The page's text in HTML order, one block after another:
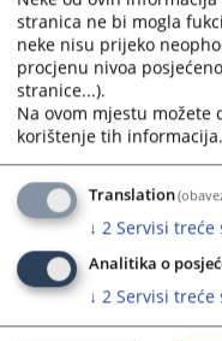
26.10.2022.
godine - Panel II –
BiH
30.05.2022.
Specijalistička online
sudovima i tužilaštvima
ratnih zločina“
19.05.2022.
Okrugli sto „Efikasno
stranica ne bi mogla
neke nisu prijeko
procjenu nivoa
stranice...).
Na ovom mjestu
korištenje tih informacija.
Translation
↓ 2 Servisi treće
Analitika o
↓ 2 Servisi treće